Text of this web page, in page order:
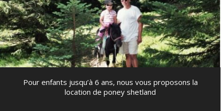
Pour enfants jusqu’à 6 ans, nous vous proposons la
location de poney shetland